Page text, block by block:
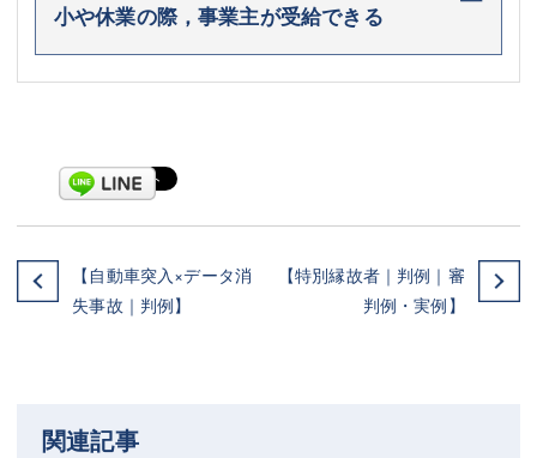
小や休業の際，事業主が受給できる
【自動車突入×データ消
失事故｜判例】
【特別縁故者｜判例｜審
判例・実例】
関連記事